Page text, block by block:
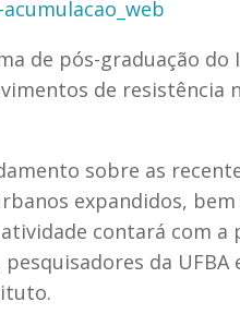
de pós-graduação do
de
sobre as
expandidos,
contará com
da